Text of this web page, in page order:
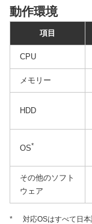
動作環境
項目
CPU
メモリー
HDD
OS*
その他のソフト
ウェア
*
対応OSはすべて日本